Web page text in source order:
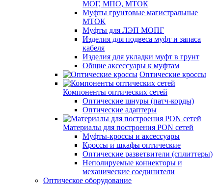
МОГ, МПО, МТОК
Муфты грунтовые магистральные
МТОК
Муфты для ЛЭП МОПГ
Изделия для подвеса муфт и запаса
кабеля
Изделия для укладки муфт в грунт
Общие аксессуары к муфтам
Оптические кроссы
Компоненты оптических сетей
Оптические шнуры (патч-корды)
Оптические адаптеры
Материалы для построения PON сетей
Муфты-кроссы и аксессуары
Кроссы и шкафы оптические
Оптические разветвители (сплиттеры)
Неполируемые коннекторы и
механические соединители
Оптическое оборудование